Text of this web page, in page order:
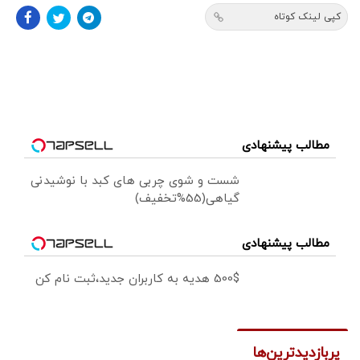
کپی لینک کوتاه
مطالب پیشنهادی
شست و شوی چربی های کبد با نوشیدنی
گیاهی(55%تخفیف)
مطالب پیشنهادی
500$ هدیه به کاربران جدید،ثبت نام کن
پربازدیدترین‌ها